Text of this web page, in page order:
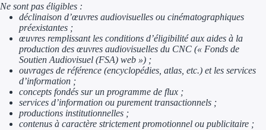
Aides Région
Aides Région
Aides Région
Régions de I à P
Aides Région Île-
Ne sont pas éligibles :
déclinaison d’œuvres audiovisuelles ou cinématographiques
préexistantes ;
œuvres remplissant les conditions d’éligibilité aux aides à la
production des œuvres audiovisuelles du CNC (« Fonds de
Soutien Audiovisuel (FSA) web ») ;
ouvrages de référence (encyclopédies, atlas, etc.) et les services
d’information ;
concepts fondés sur un programme de flux ;
services d’information ou purement transactionnels ;
productions institutionnelles ;
contenus à caractère strictement promotionnel ou publicitaire ;